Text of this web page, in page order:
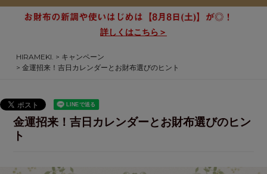
詳しくはこちら＞
HIRAMEKI.
キャンペーン
金運招来！吉日カレンダーとお財布選びのヒント
金運招来！吉日カレンダーとお財布選びのヒン
ト